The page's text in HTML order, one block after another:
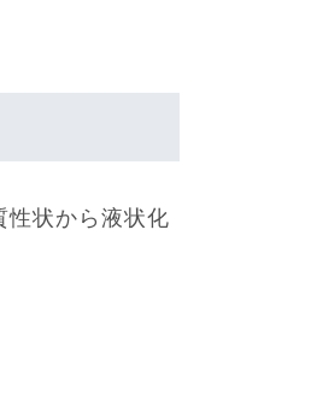
状から液状化